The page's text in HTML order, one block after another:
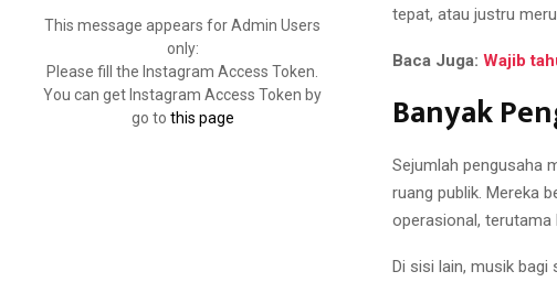
tepat, atau justru
Baca Juga: Wajib
Banyak
Sejumlah pengusaha
ruang publik. Mereka
operasional, terutama
Di sisi lain, musik bagi
This message appears for Admin Users
only:
Please fill the Instagram Access Token.
You can get Instagram Access Token by
go to this page